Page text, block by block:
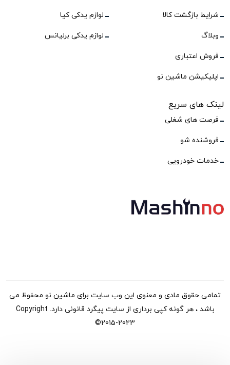
شرایط بازگشت کالا
وبلاگ
فروش اعتباری
اپلیکیشن ماشین نو
لوازم یدکی کیا
لوازم یدکی برلیانس
لینک های سریع
فرصت های شغلی
فروشنده شو
خدمات خودرویی
تمامی حقوق مادی و معنوی این وب سایت برای ماشین نو محفوظ می
باشد ، هر گونه کپی برداری از سایت پیگرد قانونی دارد. Copyright
©2015-2023